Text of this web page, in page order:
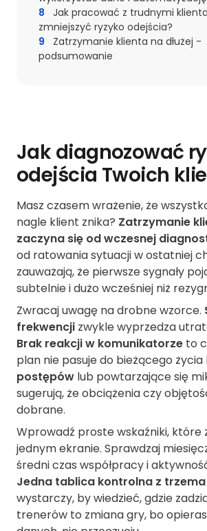
8
Jak pracować z trudnymi
zmniejszyć ryzyko odejścia?
9
Zatrzymanie klienta na dłużej -
podsumowanie
Jak diagnozować
odejścia Twoich
Masz czasem wrażenie, że
nagle klient znika? Zatrzymanie
zaczyna się od wczesnej
od ratowania sytuacji w ostatniej
zauważają, że pierwsze sygnały
subtelnie i dużo wcześniej niż
Zwracaj uwagę na drobne wzorce.
frekwencji zwykle wyprzedza
Brak reakcji w komunikatorze to
plan nie pasuje do bieżącego życia
postępów lub powtarzające się
sugerują, że obciążenia czy
dobrane.
Wprowadź proste wskaźniki, które
jednym ekranie. Sprawdzaj
średni czas współpracy i
Jedna tablica kontrolna z
wystarczy, by wiedzieć, gdzie
trenerów to zmiana gry, bo